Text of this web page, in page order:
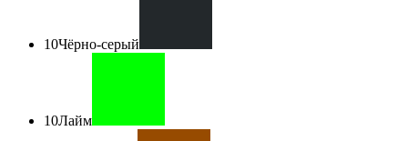
10Чёрно-серый
10Лайм